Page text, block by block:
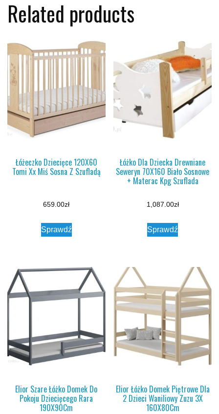
Related products
Łóżeczko Dziecięce 120X60
Tomi Xx Miś Sosna Z Szufladą
659.00zł
Sprawdź
Łóżko Dla Dziecka Drewniane
Seweryn 70X160 Biało Sosnowe
+ Materac Kpg Szuflada
1,087.00zł
Sprawdź
Elior Szare Łóżko Domek Do
Pokoju Dziecięcego Rara
190X90Cm
Elior Łóżko Domek Piętrowe Dla
2 Dzieci Waniliowy Zuzu 3X
160X80Cm